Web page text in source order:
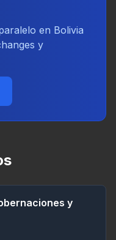
en Bolivia
y
y